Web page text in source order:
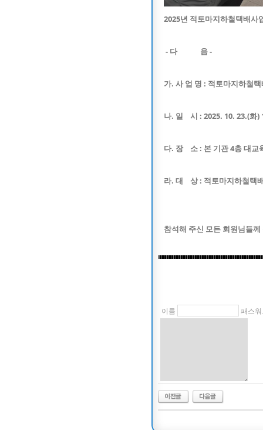
2025년 적토마지하철택배사
- 다 음 -
가. 사 업 명 : 적토마지하철
나. 일 시 : 2025. 10. 23.(화)
다. 장 소 : 본 기관 4층 대교
라. 대 상 : 적토마지하철택
참석해 주신 모든 회원님들
이름 패스